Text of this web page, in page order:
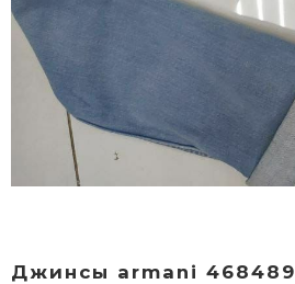
Джинсы armani 468489